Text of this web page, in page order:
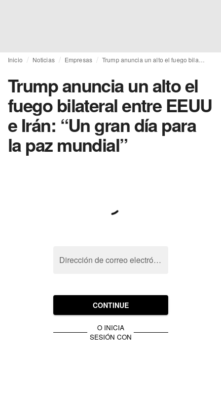
Inicio Noticias Empresas
Trump anuncia un alto el
fuego bilateral entre EEUU
e Irán: “Un gran día para
la paz mundial”
Dirección de correo electrónico
CONTINUE
O INICIA
SESIÓN CON